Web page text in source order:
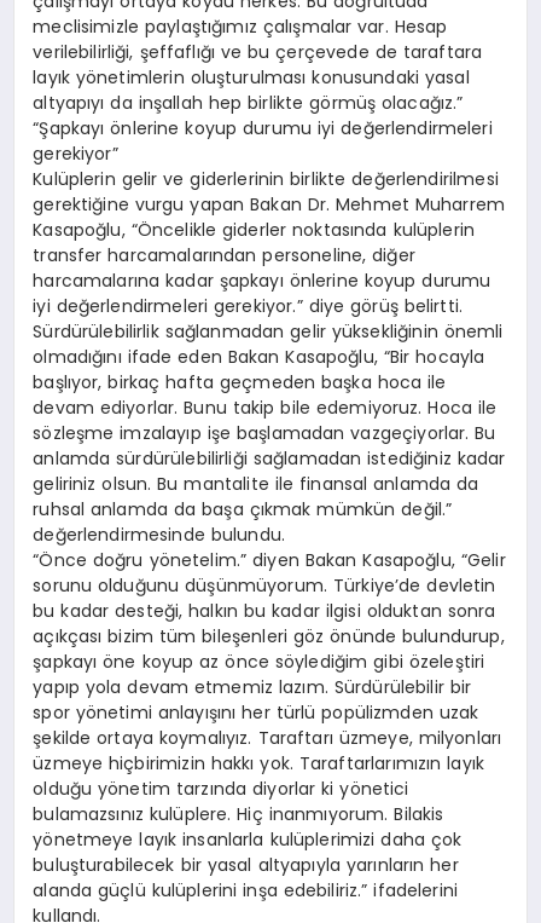
meclisimizle paylaştığımız çalışmalar var. Hesap
verilebilirliği, şeffaflığı ve bu çerçevede de taraftara
layık yönetimlerin oluşturulması konusundaki yasal
altyapıyı da inşallah hep birlikte görmüş olacağız.”
“Şapkayı önlerine koyup durumu iyi değerlendirmeleri
gerekiyor”
Kulüplerin gelir ve giderlerinin birlikte değerlendirilmesi
gerektiğine vurgu yapan Bakan Dr. Mehmet Muharrem
Kasapoğlu, “Öncelikle giderler noktasında kulüplerin
transfer harcamalarından personeline, diğer
harcamalarına kadar şapkayı önlerine koyup durumu
iyi değerlendirmeleri gerekiyor.” diye görüş belirtti.
Sürdürülebilirlik sağlanmadan gelir yüksekliğinin önemli
olmadığını ifade eden Bakan Kasapoğlu, “Bir hocayla
başlıyor, birkaç hafta geçmeden başka hoca ile
devam ediyorlar. Bunu takip bile edemiyoruz. Hoca ile
sözleşme imzalayıp işe başlamadan vazgeçiyorlar. Bu
anlamda sürdürülebilirliği sağlamadan istediğiniz kadar
geliriniz olsun. Bu mantalite ile finansal anlamda da
ruhsal anlamda da başa çıkmak mümkün değil.”
değerlendirmesinde bulundu.
“Önce doğru yönetelim.” diyen Bakan Kasapoğlu, “Gelir
sorunu olduğunu düşünmüyorum. Türkiye’de devletin
bu kadar desteği, halkın bu kadar ilgisi olduktan sonra
açıkçası bizim tüm bileşenleri göz önünde bulundurup,
şapkayı öne koyup az önce söylediğim gibi özeleştiri
yapıp yola devam etmemiz lazım. Sürdürülebilir bir
spor yönetimi anlayışını her türlü popülizmden uzak
şekilde ortaya koymalıyız. Taraftarı üzmeye, milyonları
üzmeye hiçbirimizin hakkı yok. Taraftarlarımızın layık
olduğu yönetim tarzında diyorlar ki yönetici
bulamazsınız kulüplere. Hiç inanmıyorum. Bilakis
yönetmeye layık insanlarla kulüplerimizi daha çok
buluşturabilecek bir yasal altyapıyla yarınların her
alanda güçlü kulüplerini inşa edebiliriz.” ifadelerini
kullandı.